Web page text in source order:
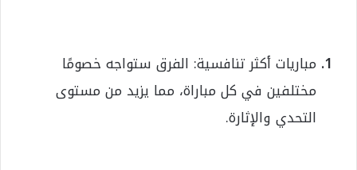
مباريات أكثر تنافسية: الفرق ستواجه خصومًا
مختلفين في كل مباراة، مما يزيد من مستوى
التحدي والإثارة.